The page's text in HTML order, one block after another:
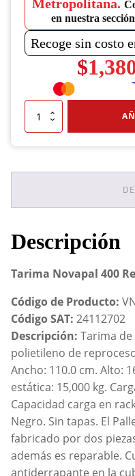
Metropolitana.
en nuestra
Recoge sin costo
$
Tarima
Novapal
Reproceso
Descripción
Tarima Novapal 400
Código de Producto:
Código SAT: 24112702
Descripción: Tarima
polietileno de
Ancho: 110.0 cm. Alto:
estática: 15,000 kg.
Capacidad carga en
Negro. Sin tapas. El
fabricado por dos
además es reparable.
antiderrapante en la